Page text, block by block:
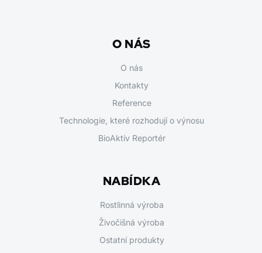
O NÁS
O nás
Kontakty
Reference
Technologie, které rozhodují o výnosu
BioAktiv Reportér
NABÍDKA
Rostlinná výroba
Živočišná výroba
Ostatní produkty